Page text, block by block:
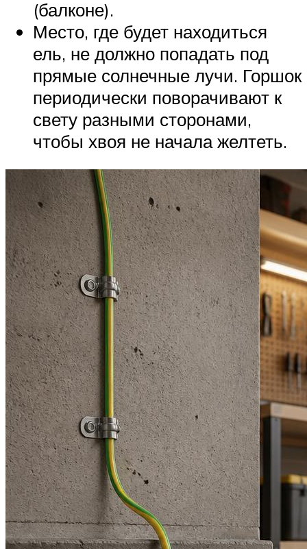
(балконе).
Место, где будет находиться
ель, не должно попадать под
прямые солнечные лучи. Горшок
периодически поворачивают к
свету разными сторонами,
чтобы хвоя не начала желтеть.